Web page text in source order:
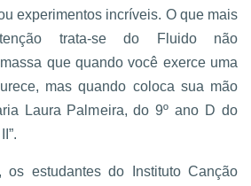
experimentos incríveis. O que mais
trata-se do Fluido não
que quando você exerce uma
mas quando coloca sua mão
Laura Palmeira, do 9º ano D do
os estudantes do Instituto Canção